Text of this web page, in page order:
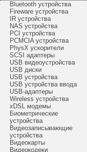
Bluetooth устройства
Fireware устройства
IR устройства
NAS устройства
PCI устройства
PCMCIA устройства
PhysX ускорители
SCSI адаптеры
USB видеоустройства
USB диски
USB устройства
USB устройства ввода
USB-адаптеры
Wireless устройства
xDSL модемы
Биометрические
устройства
Видеозаписывающие
устройства
Видеокарты
Видеокодеки